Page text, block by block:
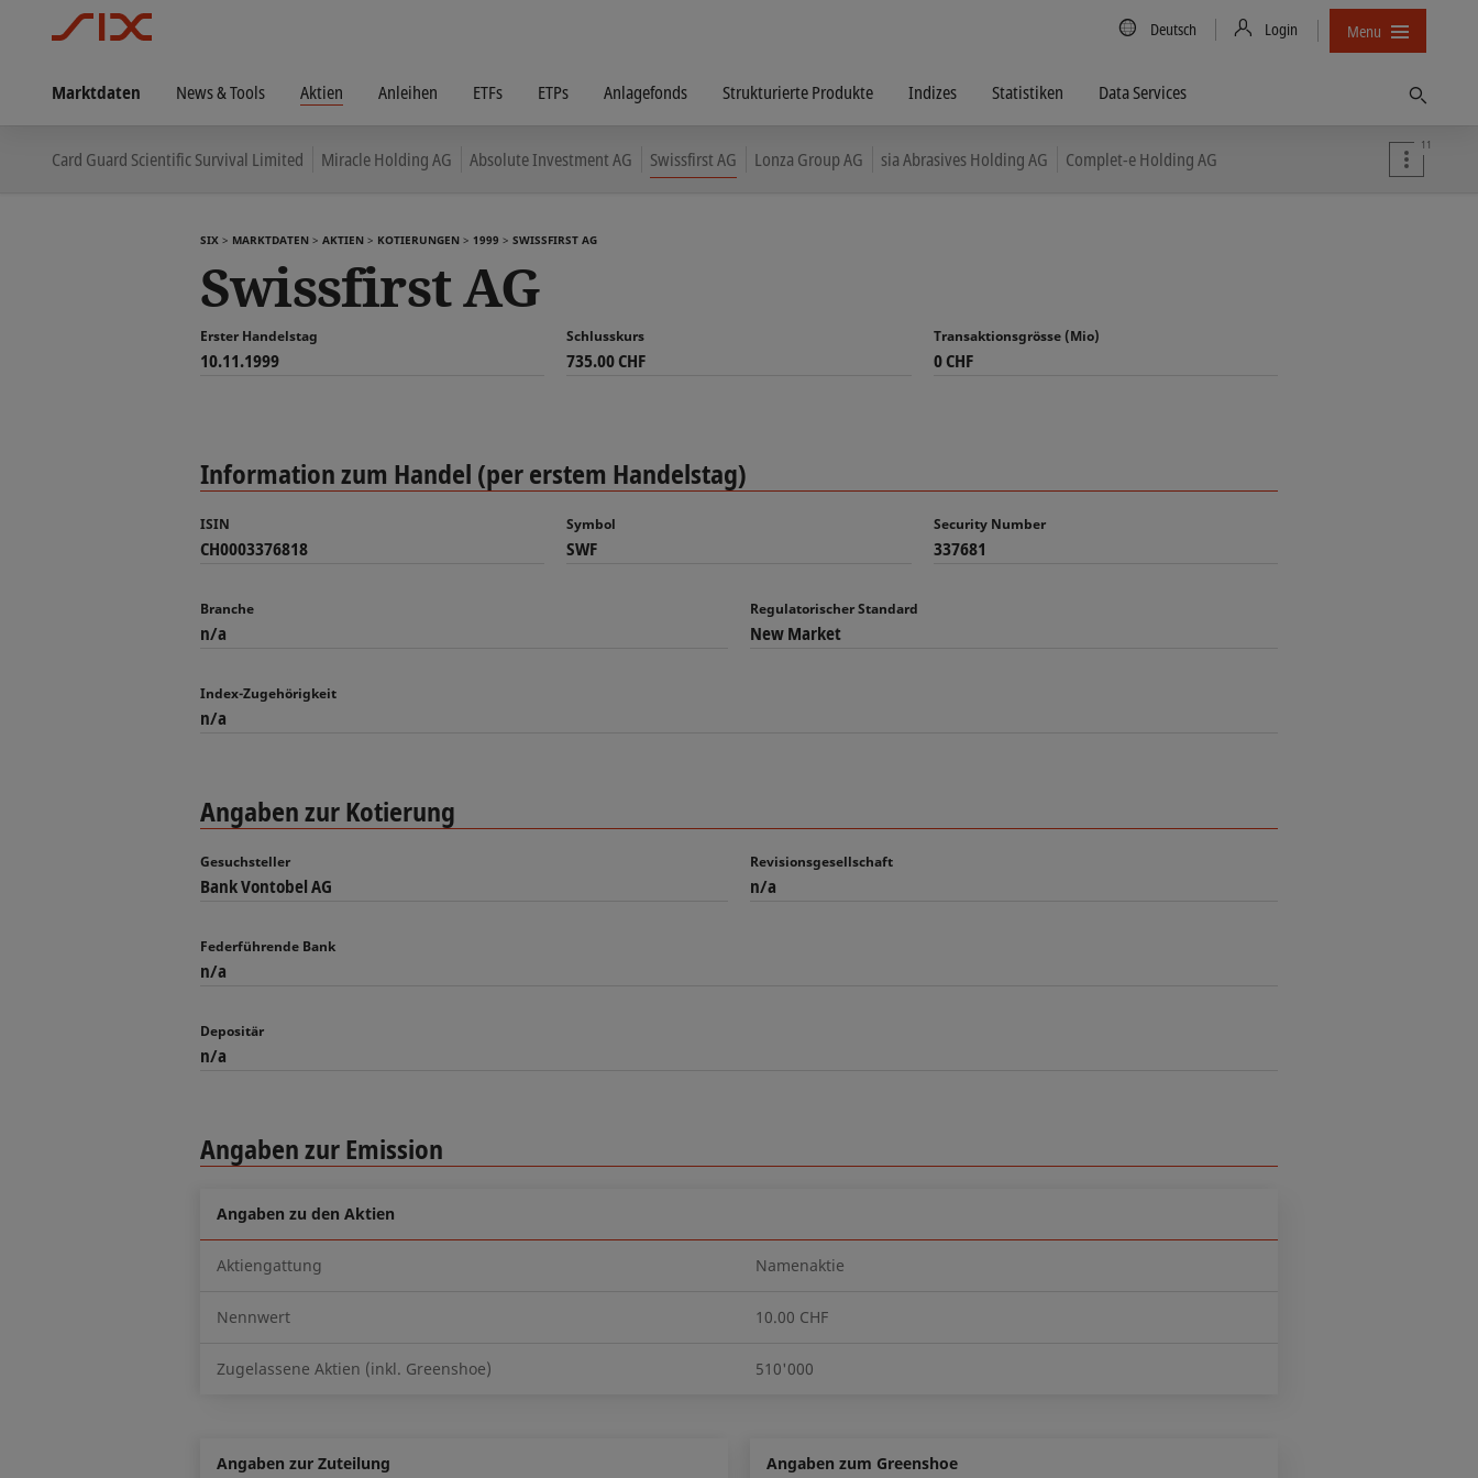
Country/Language
Deutsch Login Menu
Marktdaten News & Tools Aktien Anleihen ETFs ETPs Anlagefonds Strukturierte Produkte Indizes Statistiken Data Services
Card Guard Scientific Survival Limited Miracle Holding AG Absolute Investment AG Swissfirst AG Lonza Group AG sia Abrasives Holding AG Complet-e Holding AG
11
SIX MARKTDATEN AKTIEN KOTIERUNGEN 1999 SWISSFIRST AG
Swissfirst AG
Erster Handelstag
10.11.1999
Schlusskurs
735.00 CHF
Transaktionsgrösse (Mio)
0 CHF
Information zum Handel (per erstem Handelstag)
ISIN
CH0003376818
Symbol
SWF
Security Number
337681
Branche
n/a
Regulatorischer Standard
New Market
Index-Zugehörigkeit
n/a
Angaben zur Kotierung
Gesuchsteller
Bank Vontobel AG
Revisionsgesellschaft
n/a
Federführende Bank
n/a
Depositär
n/a
Angaben zur Emission
Angaben zu den Aktien
Aktiengattung Namenaktie
Nennwert 10.00 CHF
Zugelassene Aktien (inkl. Greenshoe) 510'000
Angaben zur Zuteilung Angaben zum Greenshoe